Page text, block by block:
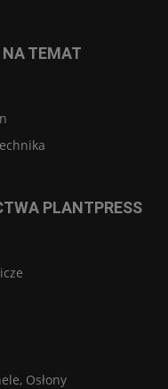
TEMAT
PLANTPRESS
Osłony